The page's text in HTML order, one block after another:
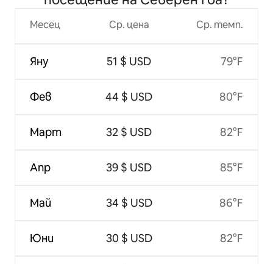
Месец
Яну
Фев
Март
Апр
Май
Юни
Ср. цена
51 $ USD
44 $ USD
32 $ USD
39 $ USD
34 $ USD
30 $ USD
Ср. темп.
79°F
80°F
82°F
85°F
86°F
82°F